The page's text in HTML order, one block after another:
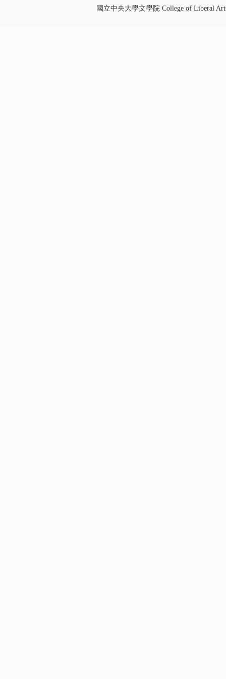
國立中央大學文學院 College of Liberal